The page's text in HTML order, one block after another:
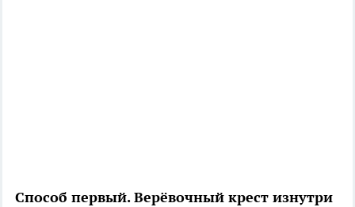
Способ первый. Верёвочный крест изнутри